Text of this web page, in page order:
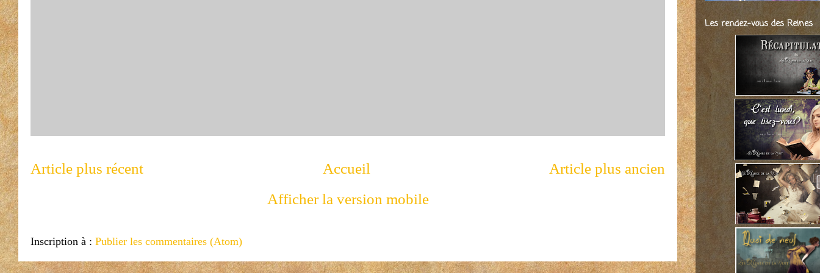
Article plus récent Article plus ancien
Accueil
Afficher la version mobile
Inscription à : Publier les commentaires (Atom)
Les rendez-vous des Reines